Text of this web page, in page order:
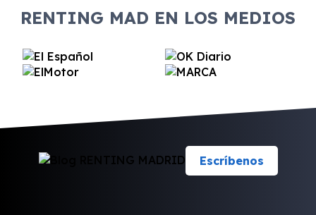
RENTING MAD EN LOS MEDIOS
Escríbenos